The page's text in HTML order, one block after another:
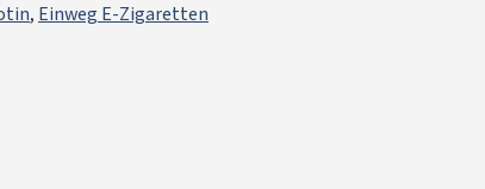
, Einweg E-Zigaretten